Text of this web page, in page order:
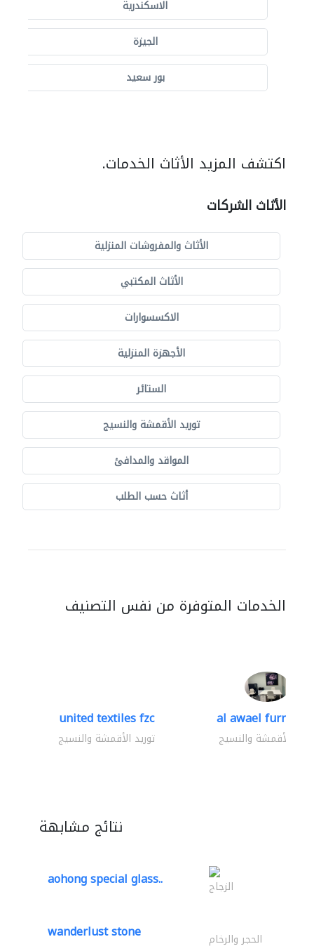
الاسكندرية
الجيزة
بور سعيد
اكتشف المزيد الأثاث الخدمات.
الأثاث الشركات
الأثاث والمفروشات المنزلية
الأثاث المكتبي
الاكسسوارات
الأجهزة المنزلية
الستائر
توريد الأقمشة والنسيج
المواقد والمدافئ
أثاث حسب الطلب
الخدمات المتوفرة من نفس التصنيف
united textiles fzc
توريد الأقمشة والنسيج
al awael
الأقمشة والنسيج
نتائج مشابهة
aohong special glass.. الزجاج
wanderlust stone الحجر والرخام